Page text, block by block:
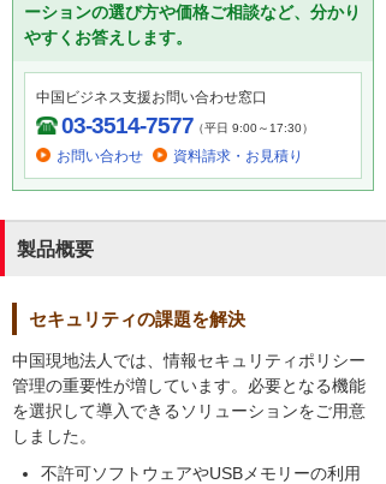
ーションの選び方や価格ご相談など、分かり
やすくお答えします。
中国ビジネス支援お問い合わせ窓口
03-3514-7577 （平日 9:00～17:30）
お問い合わせ 資料請求・お見積り
製品概要
セキュリティの課題を解決
中国現地法人では、情報セキュリティポリシー
管理の重要性が増しています。必要となる機能
を選択して導入できるソリューションをご用意
しました。
不許可ソフトウェアやUSBメモリーの利用